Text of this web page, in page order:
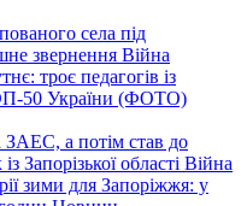
села під
звернення Війна
троє педагогів із
50 України (ФОТО)
а потім став до
Запорізької області Війна
зими для Запоріжжя: у